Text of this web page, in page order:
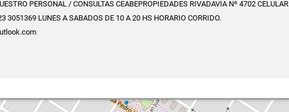
PERSONAL / CONSULTAS CEABEPROPIEDADES RIVADAVIA Nº 4702 CELULAR
3051369 LUNES A SABADOS DE 10 A 20 HS HORARIO CORRIDO.